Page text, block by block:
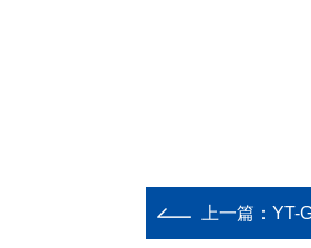
上一篇： YT-GT-